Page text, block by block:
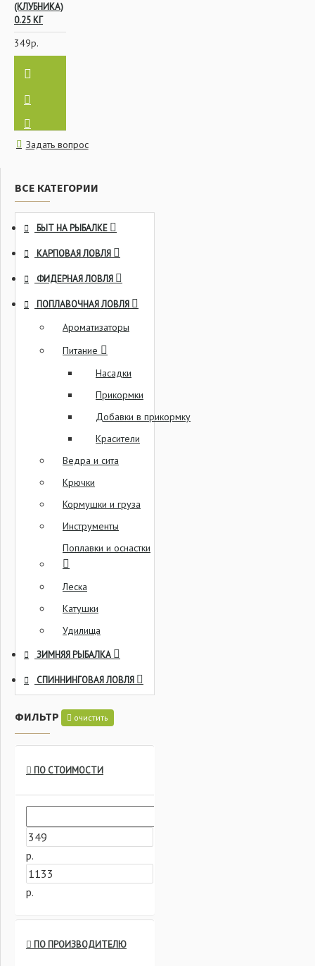
(КЛУБНИКА)
0.25 КГ
349р.
Задать вопрос
ВСЕ КАТЕГОРИИ
БЫТ НА РЫБАЛКЕ
КАРПОВАЯ ЛОВЛЯ
ФИДЕРНАЯ ЛОВЛЯ
ПОПЛАВОЧНАЯ ЛОВЛЯ
Ароматизаторы
Питание
Насадки
Прикормки
Добавки в прикормку
Красители
Ведра и сита
Крючки
Кормушки и груза
Инструменты
Поплавки и оснастки
Леска
Катушки
Удилища
ЗИМНЯЯ РЫБАЛКА
СПИННИНГОВАЯ ЛОВЛЯ
ФИЛЬТР очистить
ПО СТОИМОСТИ
р.
р.
ПО ПРОИЗВОДИТЕЛЮ